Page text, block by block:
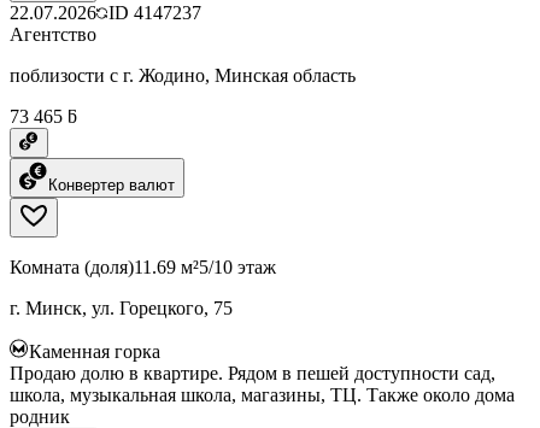
22.07.2026 ID 4147237
Агентство
поблизости с г. Жодино, Минская область
73 465 ƃ
Конвертер валют
Комната (доля)11.69 м²5/10 этаж
г. Минск, ул. Горецкого, 75
Каменная горка
Продаю долю в квартире. Рядом в пешей доступности сад,
школа, музыкальная школа, магазины, ТЦ. Также около дома
родник